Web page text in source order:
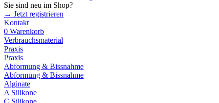
Sie sind neu im Shop?
→ Jetzt registrieren
Kontakt
0 Warenkorb
Verbrauchsmaterial
Praxis
Praxis
Abformung & Bissnahme
Abformung & Bissnahme
Alginate
A Silikone
C Silikone